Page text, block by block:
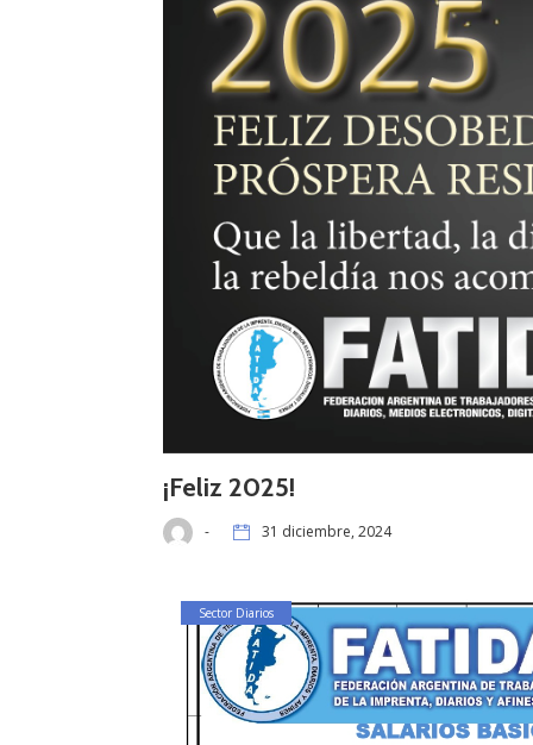
¡Feliz 2025!
- 31 diciembre, 2024
Sector Diarios